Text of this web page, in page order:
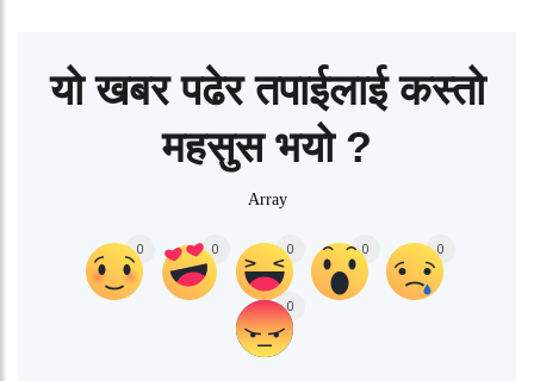
यो खबर पढेर तपाईलाई कस्तो
महसुस भयो ?
Array
0 0 0 0 0
0